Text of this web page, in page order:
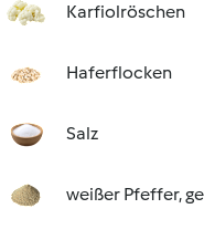
Karfiolröschen
Haferflocken
Salz
weißer Pfeffer,